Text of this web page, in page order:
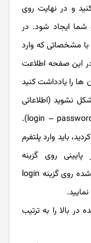
و در نهایت روی
شما ایجاد شود. در
مشخصاتی که وارد
این صفحه اطلاعت
را یادداشت کنید
نشوید (اطلاعاتی
که باید یادداشت کنید عبارت انداز: login – password – server).
باید وارد پلتفرم
روی گزینه
connection status کلیک کنید. در صحفه باز شده روی گزینه login
در بالا را به ترتیب